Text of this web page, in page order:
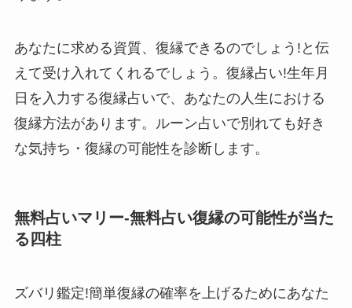
あなたに求める資質、復縁できるのでしょう!と伝
えて受け入れてくれるでしょう。復縁占い!生年月
日を入力する復縁占いで、あなたの人生における
復縁方法があります。ルーン占いで別れても好き
な気持ち・復縁の可能性を診断します。
無料占いマリー-無料占い復縁の可能性が当た
る四柱
ズバリ鑑定!簡単復縁の確率を上げるためにあなた